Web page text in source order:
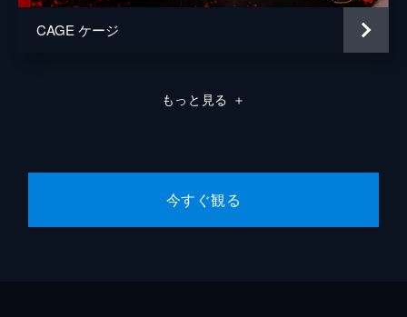
CAGE ケージ
もっと見る ＋
今すぐ観る